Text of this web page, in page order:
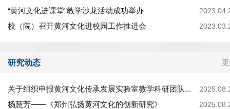
“黄河文化进课堂”教学沙龙活动成功举办
校（院）召开黄河文化进校园工作推进会
研究动态
关于组织申报黄河文化传承发展实验室教学科研团队...
杨慧芳——《郑州弘扬黄河文化的创新研究》